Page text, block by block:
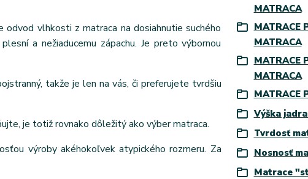
vlhkosti z matraca na dosiahnutie suchého
a nežiaducemu zápachu. Je preto výbornou
takže je len na vás, či preferujete tvrdšiu
je totiž rovnako dôležitý ako výber matraca.
výroby akéhokoľvek atypického rozmeru. Za
MATRACA
MATRACE
MATRACA
MATRACE
MATRACA
MATRACE
Výška
Tvrdosť
Nosnosť
Matrace